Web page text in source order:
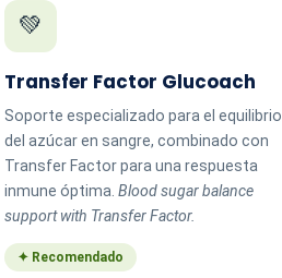
💚
Transfer Factor Glucoach
Soporte especializado para el equilibrio
del azúcar en sangre, combinado con
Transfer Factor para una respuesta
inmune óptima. Blood sugar balance
support with Transfer Factor.
✦ Recomendado